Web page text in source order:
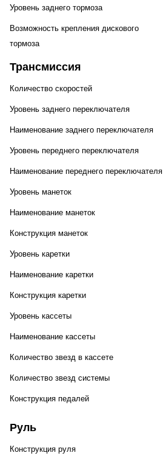
Уровень заднего тормоза
Возможность крепления дискового
тормоза
Трансмиссия
Количество скоростей
Уровень заднего переключателя
Наименование заднего переключателя
Уровень переднего переключателя
Наименование переднего переключателя
Уровень манеток
Наименование манеток
Конструкция манеток
Уровень каретки
Наименование каретки
Конструкция каретки
Уровень кассеты
Наименование кассеты
Количество звезд в кассете
Количество звезд системы
Конструкция педалей
Руль
Конструкция руля